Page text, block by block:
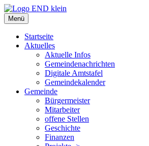
Zum
Inhalt
springen
Menü
Startseite
Aktuelles
Aktuelle Infos
Gemeindenachrichten
Digitale Amtstafel
Gemeindekalender
Gemeinde
Bürgermeister
Mitarbeiter
offene Stellen
Geschichte
Finanzen